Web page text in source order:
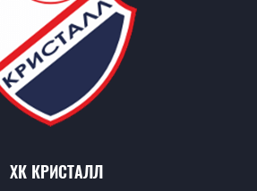
ХК КРИСТАЛЛ